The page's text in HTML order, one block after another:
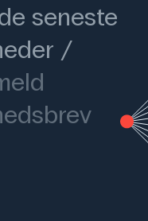
seneste